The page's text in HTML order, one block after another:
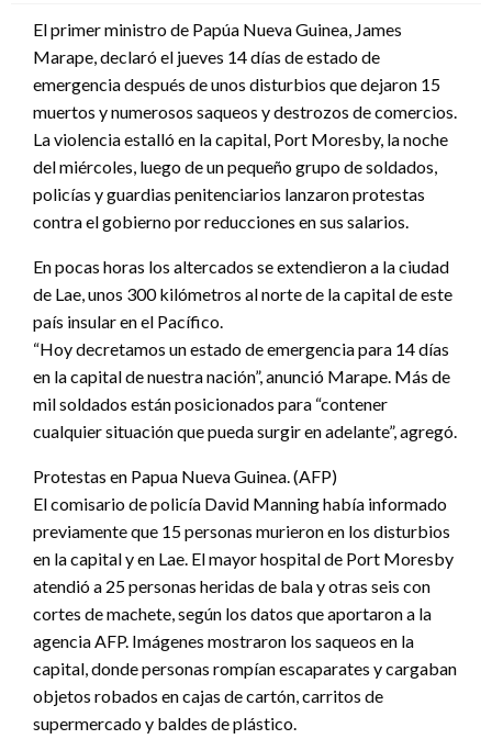
El primer ministro de Papúa Nueva Guinea, James
Marape, declaró el jueves 14 días de estado de
emergencia después de unos disturbios que dejaron 15
muertos y numerosos saqueos y destrozos de comercios.
La violencia estalló en la capital, Port Moresby, la noche
del miércoles, luego de un pequeño grupo de soldados,
policías y guardias penitenciarios lanzaron protestas
contra el gobierno por reducciones en sus salarios.
En pocas horas los altercados se extendieron a la ciudad
de Lae, unos 300 kilómetros al norte de la capital de este
país insular en el Pacífico.
“Hoy decretamos un estado de emergencia para 14 días
en la capital de nuestra nación”, anunció Marape. Más de
mil soldados están posicionados para “contener
cualquier situación que pueda surgir en adelante”, agregó.
Protestas en Papua Nueva Guinea. (AFP)
El comisario de policía David Manning había informado
previamente que 15 personas murieron en los disturbios
en la capital y en Lae. El mayor hospital de Port Moresby
atendió a 25 personas heridas de bala y otras seis con
cortes de machete, según los datos que aportaron a la
agencia AFP. Imágenes mostraron los saqueos en la
capital, donde personas rompían escaparates y cargaban
objetos robados en cajas de cartón, carritos de
supermercado y baldes de plástico.